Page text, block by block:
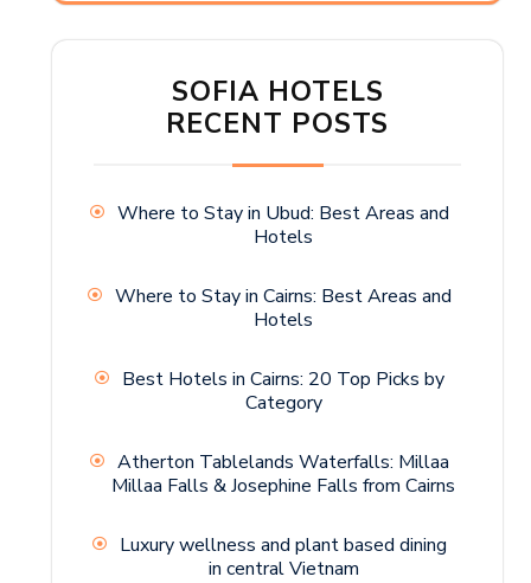
SOFIA HOTELS
RECENT POSTS
Where to Stay in Ubud: Best Areas and
Hotels
Where to Stay in Cairns: Best Areas and
Hotels
Best Hotels in Cairns: 20 Top Picks by
Category
Atherton Tablelands Waterfalls: Millaa
Millaa Falls & Josephine Falls from Cairns
Luxury wellness and plant based dining
in central Vietnam